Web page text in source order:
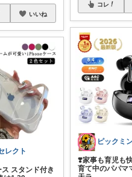
いいね
レクト
スタンド付き
コレ
❣️家事も育児も
育て中のパパマ